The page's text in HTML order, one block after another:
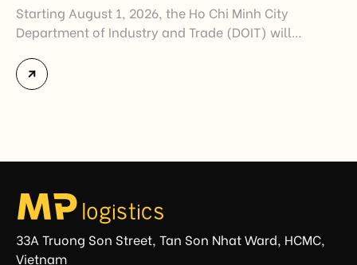
Starting August 1, 2026, the Ho Chi Minh City
Department of Industry and Trade (DOIT) will
Certificates of Origin (C/O) and approving Self-
Certification of Origin Authorization Documents
step in […]
33A Truong Son Street, Tan Son Nhat Ward, HCMC,
Vietnam